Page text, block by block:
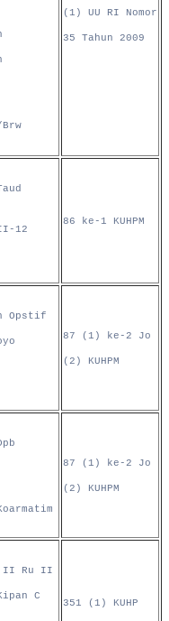
Brw
(1) UU RI Nomor
35 Tahun 2009
12
86 ke-1 KUHPM
Opstif
87 (1) ke-2 Jo
(2) KUHPM
87 (1) ke-2 Jo
(2) KUHPM
II Ru II
C
351 (1) KUHP